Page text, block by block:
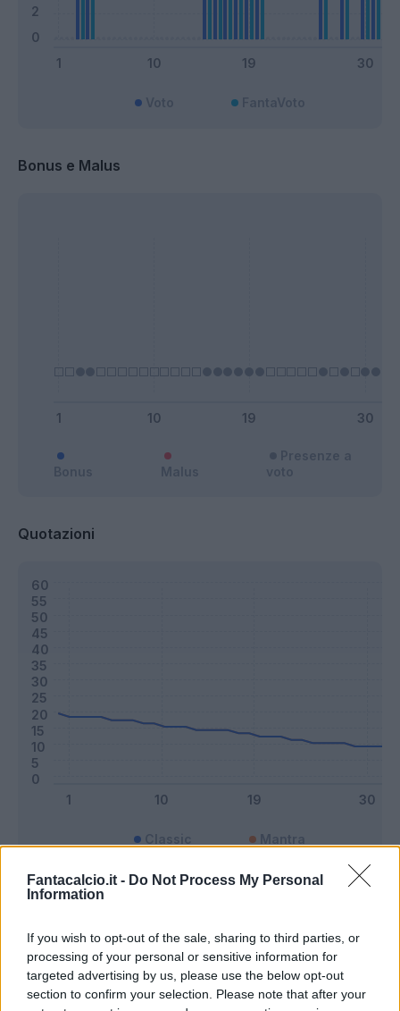
Fantacalcio.it - Do Not Process My Personal
Information
If you wish to opt-out of the sale, sharing to third parties, or
processing of your personal or sensitive information for
targeted advertising by us, please use the below opt-out
section to confirm your selection. Please note that after your
Bonus e Malus
Quotazioni
Classic Mantra
Riepilogo stagione
Titolare
Entrato 12 - 31
Squalificato